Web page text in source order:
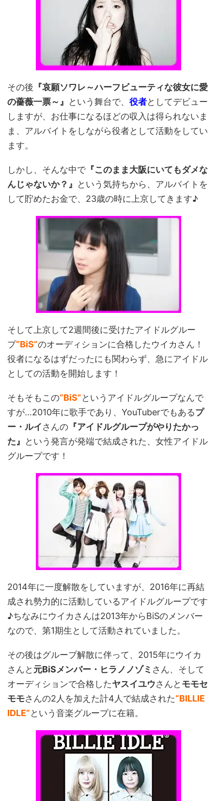
その後 『哀願ソワレ～ハーフビューティな彼女に愛
の薔薇一票～』
という舞台で、 役者としてデビュー
しますが、お仕事になるほどの収入は得られないま
ま、アルバイトをしながら役者として活動をしてい
ます。
しかし、そんな中で『このまま大阪にいてもダメな
んじゃないか？』
という気持ちから、アルバイトを
して貯めたお金で、23歳の時に上京してきます♪
そして上京して2週間後に受けたアイドルグルー
プ“BiS”のオーディションに合格したウイカさん！
役者になるはずだったにも関わらず、急にアイドル
としての活動を開始します！
そもそもこの“BiS”というアイドルグループなんで
すが…2010年に歌手であり、YouTuberでもあるプ
ー・ルイさんの 『アイドルグループがやりたかっ
た』
という発言が発端で結成された、女性アイドル
グループです！
2014年に一度解散をしていますが、2016年に再結
成され勢力的に活動しているアイドルグループです
♪ちなみにウイカさんは2013年からBiSのメンバー
なので、第1期生として活動されていました。
その後はグループ解散に伴って、2015年にウイカ
さんと 元BiSメンバー・ヒラノノゾミ さん、そして
オーディションで合格したヤスイユウさんと モモセ
モモさんの2人を加えた計4人で結成された“BILLIE
IDLE”という音楽グループに在籍。